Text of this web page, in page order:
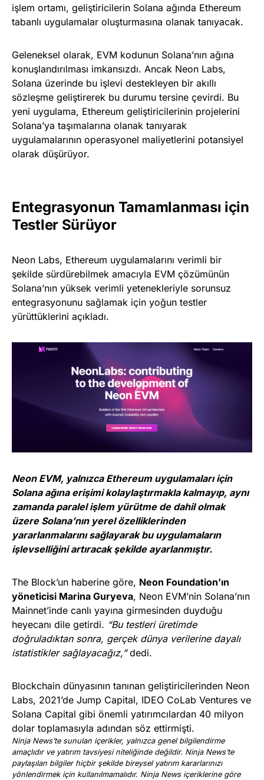
işlem ortamı, geliştiricilerin Solana ağında Ethereum
tabanlı uygulamalar oluşturmasına olanak tanıyacak.
Geleneksel olarak, EVM kodunun Solana’nın ağına
konuşlandırılması imkansızdı. Ancak Neon Labs,
Solana üzerinde bu işlevi destekleyen bir akıllı
sözleşme geliştirerek bu durumu tersine çevirdi. Bu
yeni uygulama, Ethereum geliştiricilerinin projelerini
Solana’ya taşımalarına olanak tanıyarak
uygulamalarının operasyonel maliyetlerini potansiyel
olarak düşürüyor.
Entegrasyonun Tamamlanması için
Testler Sürüyor
Neon Labs, Ethereum uygulamalarını verimli bir
şekilde sürdürebilmek amacıyla EVM çözümünün
Solana’nın yüksek verimli yetenekleriyle sorunsuz
entegrasyonunu sağlamak için yoğun testler
yürüttüklerini açıkladı.
Neon EVM, yalnızca Ethereum uygulamaları için
Solana ağına erişimi kolaylaştırmakla kalmayıp, aynı
zamanda paralel işlem yürütme de dahil olmak
üzere Solana’nın yerel özelliklerinden
yararlanmalarını sağlayarak bu uygulamaların
işlevselliğini artıracak şekilde ayarlanmıştır.
The Block’un haberine göre, Neon Foundation’ın
yöneticisi Marina Guryeva, Neon EVM’nin Solana’nın
Mainnet’inde canlı yayına girmesinden duyduğu
heyecanı dile getirdi. “Bu testleri üretimde
doğruladıktan sonra, gerçek dünya verilerine dayalı
istatistikler sağlayacağız,”dedi.
Blockchain dünyasının tanınan geliştiricilerinden Neon
Labs, 2021’de Jump Capital, IDEO CoLab Ventures ve
Solana Capital gibi önemli yatırımcılardan 40 milyon
dolar toplamasıyla adından söz ettirmişti.
Ninja News’te sunulan içerikler, yalnızca genel bilgilendirme
amaçlıdır ve yatırım tavsiyesi niteliğinde değildir. Ninja News’te
paylaşılan bilgiler hiçbir şekilde bireysel yatırım kararlarınızı
yönlendirmek için kullanılmamalıdır. Ninja News içeriklerine göre